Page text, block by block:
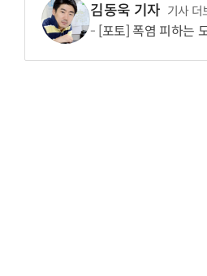
김동욱 기자 기사 더
[포토] 폭염 피하는